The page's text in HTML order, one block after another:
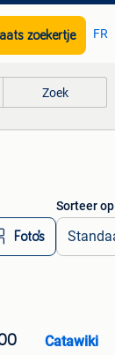
zoekertje FR
Zoek
Foto’s
Sorteer op
Catawiki